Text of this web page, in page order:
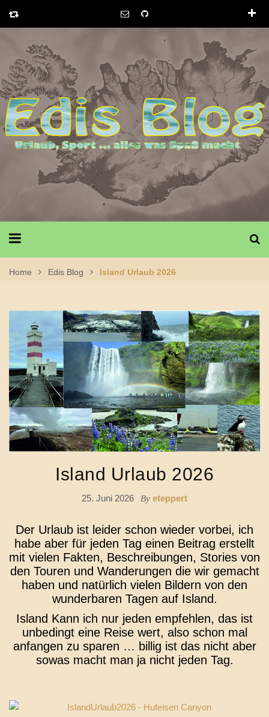
Home Edis Blog Island Urlaub 2026
Island Urlaub 2026
25. Juni 2026 By eteppert
Der Urlaub ist leider schon wieder vorbei, ich
habe aber für jeden Tag einen Beitrag erstellt
mit vielen Fakten, Beschreibungen, Stories von
den Touren und Wanderungen die wir gemacht
haben und natürlich vielen Bildern von den
wunderbaren Tagen auf Island.
Island Kann ich nur jeden empfehlen, das ist
unbedingt eine Reise wert, also schon mal
anfangen zu sparen … billig ist das nicht aber
sowas macht man ja nicht jeden Tag.